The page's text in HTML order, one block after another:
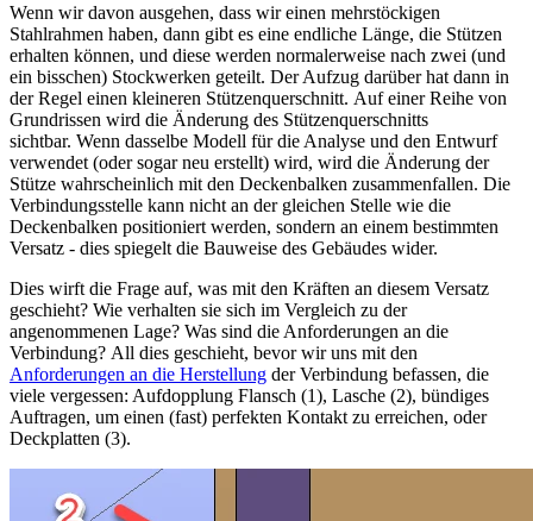
Wenn wir davon ausgehen, dass wir einen mehrstöckigen
Stahlrahmen haben, dann gibt es eine endliche Länge, die Stützen
erhalten können, und diese werden normalerweise nach zwei (und
ein bisschen) Stockwerken geteilt. Der Aufzug darüber hat dann in
der Regel einen kleineren Stützenquerschnitt. Auf einer Reihe von
Grundrissen wird die Änderung des Stützenquerschnitts
sichtbar. Wenn dasselbe Modell für die Analyse und den Entwurf
verwendet (oder sogar neu erstellt) wird, wird die Änderung der
Stütze wahrscheinlich mit den Deckenbalken zusammenfallen. Die
Verbindungsstelle kann nicht an der gleichen Stelle wie die
Deckenbalken positioniert werden, sondern an einem bestimmten
Versatz - dies spiegelt die Bauweise des Gebäudes wider.
Dies wirft die Frage auf, was mit den Kräften an diesem Versatz
geschieht? Wie verhalten sie sich im Vergleich zu der
angenommenen Lage? Was sind die Anforderungen an die
Verbindung? All dies geschieht, bevor wir uns mit den
Anforderungen an die Herstellung der Verbindung befassen, die
viele vergessen: Aufdopplung Flansch (1), Lasche (2), bündiges
Auftragen, um einen (fast) perfekten Kontakt zu erreichen, oder
Deckplatten (3).